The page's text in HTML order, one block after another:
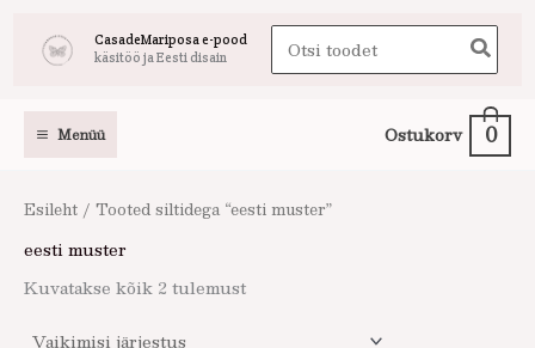
CasadeMariposa e-pood
käsitöö ja Eesti disain
Search
for:
Menüü Ostukorv 0
Esileht / Tooted siltidega “eesti muster”
eesti muster
Kuvatakse kõik 2 tulemust